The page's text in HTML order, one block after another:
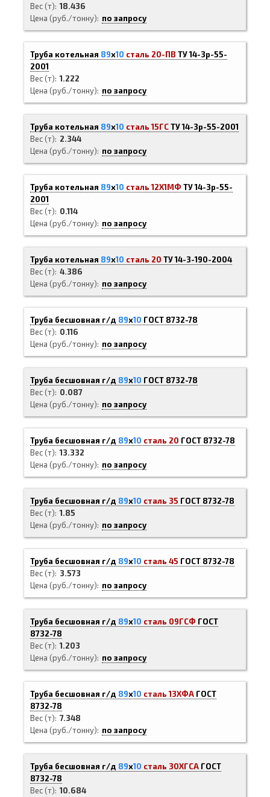
Вес (т) 18.436
Цена (руб./тонну)
по запросу
Труба котельная 89х10 сталь 20-ПВ ТУ 14-3р-55-
2001
Вес (т) 1.222
Цена (руб./тонну)
по запросу
Труба котельная 89х10 сталь 15ГСТУ 14-3р-55-2001
Вес (т)
2.344
Цена (руб./тонну)
по запросу
Труба котельная 89х10 сталь 12Х1МФ ТУ 14-3р-55-
2001
Вес (т)
0.114
Цена (руб./тонну)
по запросу
Труба котельная 89х10 сталь 20 ТУ 14-3-190-2004
Вес (т) 4.386
Цена (руб./тонну)
по запросу
Труба бесшовная г/д 89х10 ГОСТ 8732-78
Вес (т)
0.116
Цена (руб./тонну)
по запросу
Труба бесшовная г/д 89х10 ГОСТ 8732-78
Вес (т)
0.087
Цена (руб./тонну)
по запросу
Труба бесшовная г/д 89х10 сталь 20 ГОСТ 8732-78
Вес (т) 13.332
Цена (руб./тонну)
по запросу
Труба бесшовная г/д 89х10 сталь 35 ГОСТ 8732-78
Вес (т) 1.85
Цена (руб./тонну)
по запросу
Труба бесшовная г/д 89х10 сталь 45 ГОСТ 8732-78
Вес (т)
3.573
Цена (руб./тонну)
по запросу
Труба бесшовная г/д 89х10 сталь 09ГСФ ГОСТ
8732-78
Вес (т) 1.203
Цена (руб./тонну)
по запросу
Труба бесшовная г/д 89х10 сталь 13ХФА ГОСТ
8732-78
Вес (т) 7.348
Цена (руб./тонну)
по запросу
Труба бесшовная г/д 89х10 сталь 30ХГСА ГОСТ
8732-78
Вес (т) 10.684